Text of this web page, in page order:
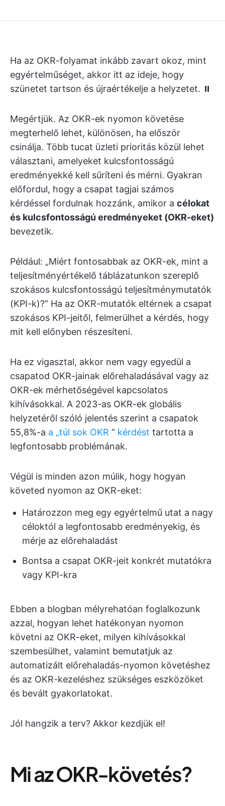
Ha az OKR-folyamat inkább zavart okoz, mint
egyértelműséget, akkor itt az ideje, hogy
szünetet tartson és újraértékelje a helyzetet. ⏸️
Megértjük. Az OKR-ek nyomon követése
megterhelő lehet, különösen, ha először
csinálja. Több tucat üzleti prioritás közül lehet
választani, amelyeket kulcsfontosságú
eredményekké kell sűríteni és mérni. Gyakran
előfordul, hogy a csapat tagjai számos
kérdéssel fordulnak hozzánk, amikor a célokat
és kulcsfontosságú eredményeket (OKR-eket)
bevezetik.
Például: „Miért fontosabbak az OKR-ek, mint a
teljesítményértékelő táblázatunkon szereplő
szokásos kulcsfontosságú teljesítménymutatók
(KPI-k)?” Ha az OKR-mutatók eltérnek a csapat
szokásos KPI-jeitől, felmerülhet a kérdés, hogy
mit kell előnyben részesíteni.
Ha ez vigasztal, akkor nem vagy egyedül a
csapatod OKR-jainak előrehaladásával vagy az
OKR-ek mérhetőségével kapcsolatos
kihívásokkal. A 2023-as OKR-ek globális
helyzetéről szóló jelentés szerint a csapatok
55,8%-a a „túl sok OKR ” kérdést tartotta a
legfontosabb problémának.
Végül is minden azon múlik, hogy hogyan
követed nyomon az OKR-eket:
Határozzon meg egy egyértelmű utat a nagy
céloktól a legfontosabb eredményekig, és
mérje az előrehaladást
Bontsa a csapat OKR-jeit konkrét mutatókra
vagy KPI-kra
Ebben a blogban mélyrehatóan foglalkozunk
azzal, hogyan lehet hatékonyan nyomon
követni az OKR-eket, milyen kihívásokkal
szembesülhet, valamint bemutatjuk az
automatizált előrehaladás-nyomon követéshez
és az OKR-kezeléshez szükséges eszközöket
és bevált gyakorlatokat.
Jól hangzik a terv? Akkor kezdjük el!
Mi az OKR-követés?